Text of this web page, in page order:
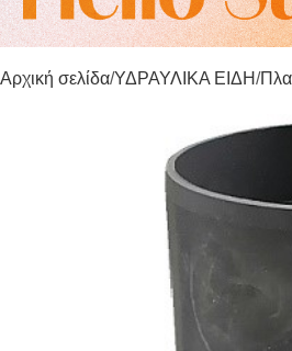
Αρχική σελίδα ΥΔΡΑΥΛΙΚΑ ΕΙΔΗ